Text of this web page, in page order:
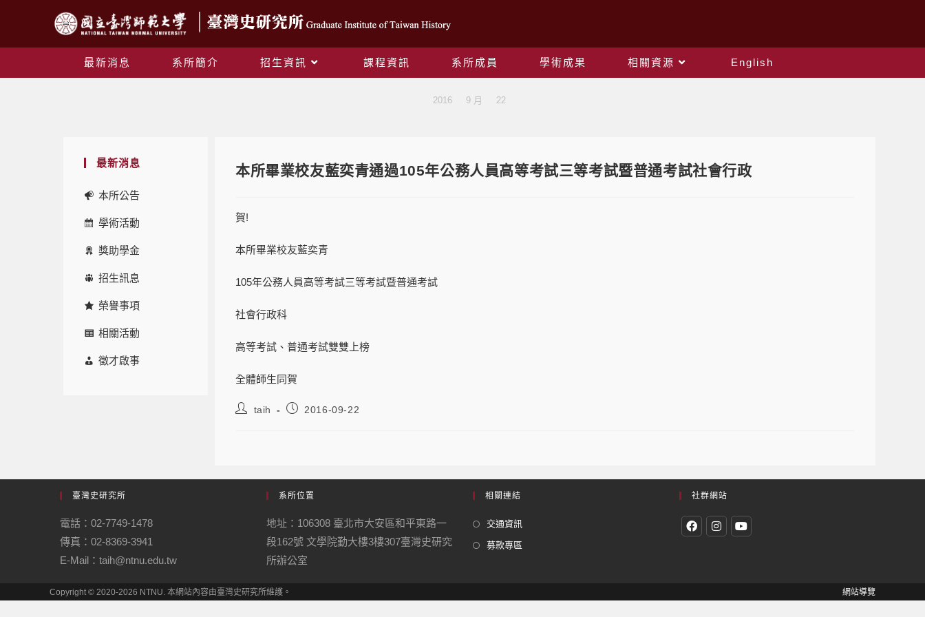
最新消息 系所簡介 招生資訊 課程資訊 系所成員 學術成果 相關資源
English
2016 9 月 22
最新消息
本所公告
學術活動
獎助學金
招生訊息
榮譽事項
相關活動
徵才啟事
本所畢業校友藍奕青通過105年公務人員高等考試三等考試暨普通考試社會行政
賀!
本所畢業校友藍奕青
105年公務人員高等考試三等考試暨普通考試
社會行政科
高等考試、普通考試雙雙上榜
全體師生同賀
taih 2016-09-22
臺灣史研究所
電話：02-7749-1478
傳真：02-8369-3941
E-Mail：taih@ntnu.edu.tw
系所位置
地址：106308 臺北市大安區和平東路一
段162號 文學院勤大樓3樓307臺灣史研究
所辦公室
相關連結
交通資訊
募款專區
社群網站
網站導覽
Copyright © 2020-2026 NTNU. 本網站內容由臺灣史研究所維護。